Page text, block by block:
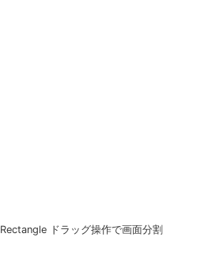
Rectangle ドラッグ操作で画面分割